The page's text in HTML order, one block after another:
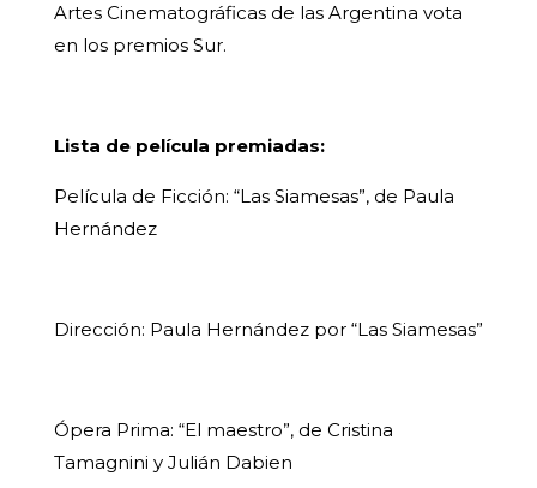
Artes Cinematográficas de las Argentina vota
en los premios Sur.
Lista de película premiadas:
Película de Ficción: “Las Siamesas”, de Paula
Hernández
Dirección: Paula Hernández por “Las Siamesas”
Ópera Prima: “El maestro”, de Cristina
Tamagnini y Julián Dabien